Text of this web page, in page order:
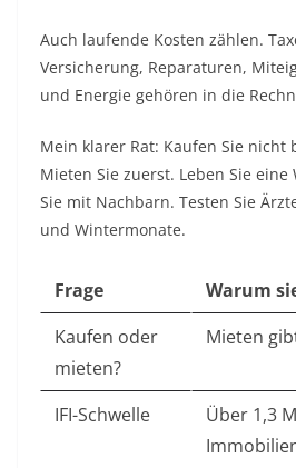
Auch laufende Kosten zählen.
Versicherung, Reparaturen,
und Energie gehören in die
Mein klarer Rat: Kaufen Sie nicht
Mieten Sie zuerst. Leben Sie
Sie mit Nachbarn. Testen Sie
und Wintermonate.
Frage
Warum
Kaufen oder
mieten?
Mieten
IFI-Schwelle
Über 1,3